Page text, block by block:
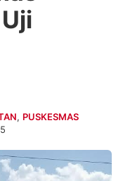
, PUSKESMAS